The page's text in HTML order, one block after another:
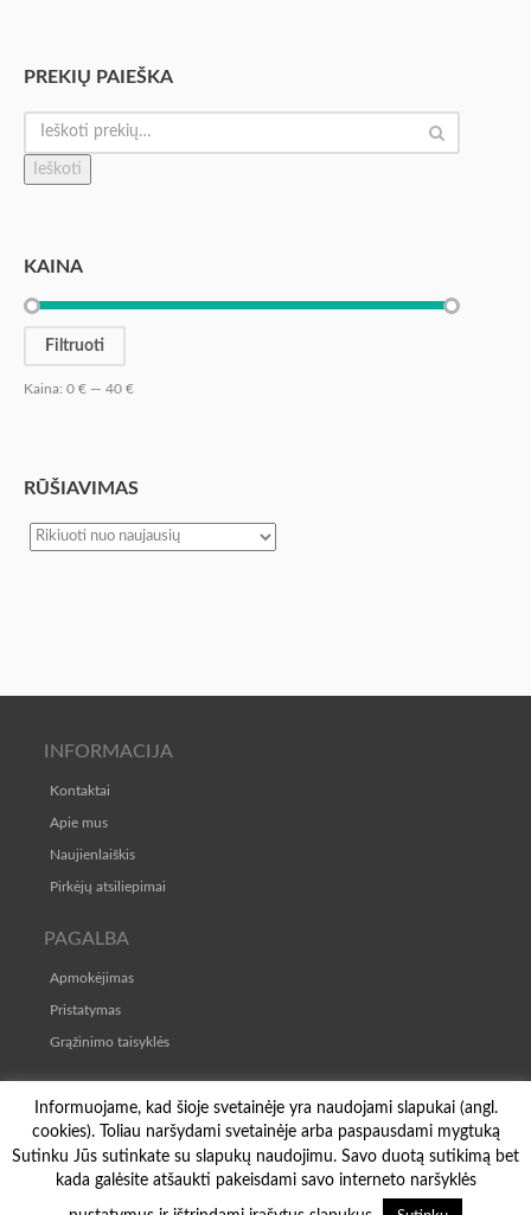
PREKIŲ PAIEŠKA
Ieškoti
KAINA
Filtruoti
Kaina: 0 € — 40 €
RŪŠIAVIMAS
INFORMACIJA
Kontaktai
Apie mus
Naujienlaiškis
Pirkėjų atsiliepimai
PAGALBA
Apmokėjimas
Pristatymas
Grąžinimo taisyklės
Pirkimo-pardavimo taisyklės
Privatumo politika
Informuojame, kad šioje svetainėje yra naudojami slapukai (angl.
cookies). Toliau naršydami svetainėje arba paspausdami mygtuką
Sutinku Jūs sutinkate su slapukų naudojimu. Savo duotą sutikimą bet
kada galėsite atšaukti pakeisdami savo interneto naršyklės